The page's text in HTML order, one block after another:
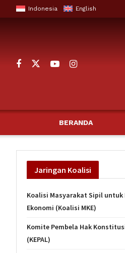
Indonesia English
BERANDA
Jaringan Koalisi
Koalisi Masyarakat Sipil untuk
Ekonomi (Koalisi MKE)
Komite Pembela Hak
(KEPAL)